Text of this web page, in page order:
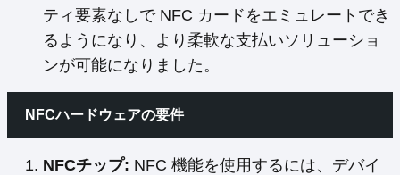
ティ要素なしで NFC カードをエミュレートでき
るようになり、より柔軟な支払いソリューショ
ンが可能になりました。
NFCハードウェアの要件
NFCチップ: NFC 機能を使用するには、デバイ